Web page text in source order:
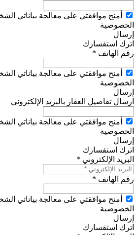
أمنح موافقتي على معالجة بياناتي
الخصوصية
إرسال
اترك استفسارك
رقم الهاتف *
أمنح موافقتي على معالجة بياناتي
الخصوصية
إرسال
ارسال تفاصيل العقار بالبريد الإلكتروني
أمنح موافقتي على معالجة بياناتي
الخصوصية
إرسال
اترك استفسارك
البريد الإلكتروني *
رقم الهاتف *
أمنح موافقتي على معالجة بياناتي
الخصوصية
إرسال
اترك استفسارك